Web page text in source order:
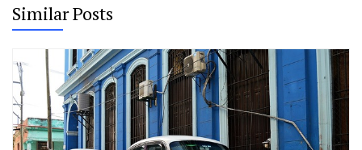
Similar Posts